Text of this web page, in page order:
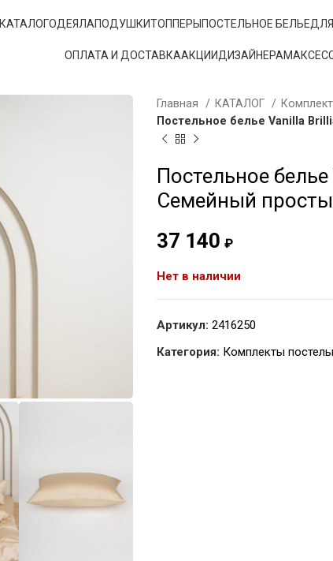
КАТАЛОГОДЕЯЛАПОДУШКИТОППЕРЫ ПОСТЕЛЬНОЕ БЕЛЬЕ
ОПЛАТА И ДОСТАВКААКЦИИДИЗАЙНЕРАМ
Главная КАТАЛОГ
Постельное белье Vanilla
Постельное
Семейный
37 140 ₽
Нет в наличии
Артикул: 2416250
Категория: Комплекты